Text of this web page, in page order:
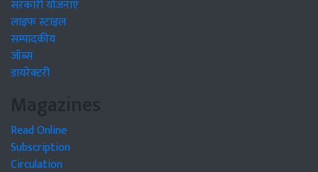
सरकारी योजनाएं
लाइफ स्टाइल
सम्पादकीय
जॉब्स
डायरेक्टरी
Magazines
Read Online
Subscription
Circulation